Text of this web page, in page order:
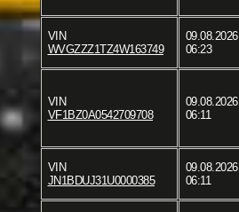
VIN
WVGZZZ1TZ4W163749
09.08.2026
06:23
VIN
VF1BZ0A0542709708
09.08.2026
06:11
VIN
JN1BDUJ31U0000385
09.08.2026
06:11